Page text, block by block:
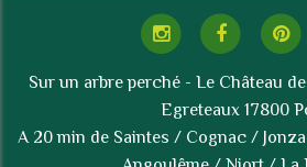
Sur un arbre perché - Le Château
Egreteaux 17800
A 20 min de Saintes / Cognac /